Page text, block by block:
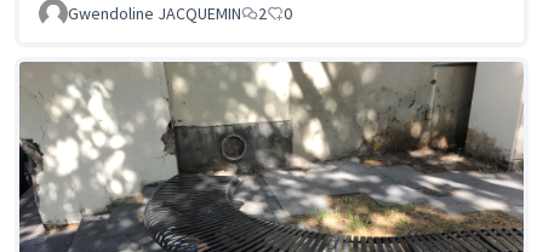
Gwendoline JACQUEMIN 2 0